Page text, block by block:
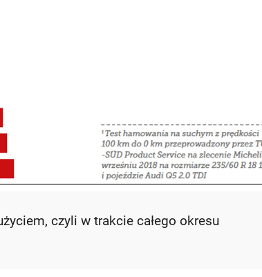
czyli w trakcie całego okresu